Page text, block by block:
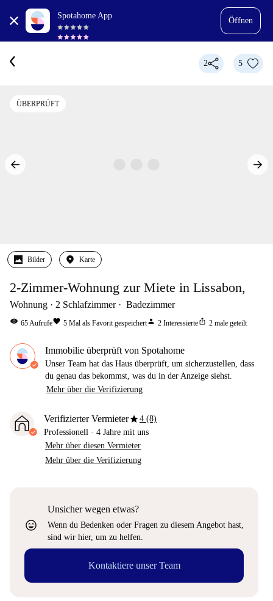
Spotahome App
Öffnen
2 5
ÜBERPRÜFT
Bilder Karte
2-Zimmer-Wohnung zur Miete in Lissabon,
Wohnung 2 Schlafzimmer Badezimmer
visibility 65Aufrufefavorite 5 Mal als Favorit gespeichertperson 2 Interessierteios_share 2 male geteilt
Immobilie überprüft von Spotahome
Unser Team hat das Haus überprüft, um sicherzustellen, dass
du genau das bekommst, was du in der Anzeige siehst.
Mehr über die Verifizierung
Verifizierter Vermieterstar4 (8)
Professionell · 4 Jahre mit uns
Mehr über diesen Vermieter
Mehr über die Verifizierung
sentiment_very_satisfied
Unsicher wegen etwas?
Wenn du Bedenken oder Fragen zu diesem Angebot hast,
sind wir hier, um zu helfen.
Kontaktiere unser Team